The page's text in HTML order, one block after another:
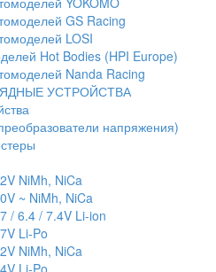
GS Racing
LOSI
Hot Bodies (HPI Europe)
Nanda Racing
УСТРОЙСТВА
напряжения)
NiMh, NiCa
~ NiMh, NiCa
/ 6.4 / 7.4V Li-ion
Li-Po
NiMh, NiCa
Li-Po